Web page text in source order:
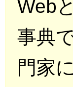
Web
事典
門家